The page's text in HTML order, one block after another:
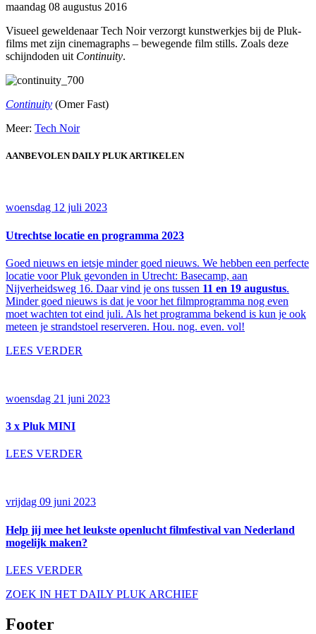
maandag 08 augustus 2016
Visueel geweldenaar Tech Noir verzorgt kunstwerkjes bij de Pluk-
films met zijn cinemagraphs – bewegende film stills. Zoals deze
schijndoden uit Continuity.
Continuity (Omer Fast)
Meer: Tech Noir
AANBEVOLEN DAILY PLUK ARTIKELEN
woensdag 12 juli 2023
Utrechtse locatie en programma 2023
Goed nieuws en ietsje minder goed nieuws. We hebben een perfecte
locatie voor Pluk gevonden in Utrecht: Basecamp, aan
Nijverheidsweg 16. Daar vind je ons tussen 11 en 19 augustus.
Minder goed nieuws is dat je voor het filmprogramma nog even
moet wachten tot eind juli. Als het programma bekend is kun je ook
meteen je strandstoel reserveren. Hou. nog. even. vol!
LEES VERDER
woensdag 21 juni 2023
3 x Pluk MINI
LEES VERDER
vrijdag 09 juni 2023
Help jij mee het leukste openlucht filmfestival van Nederland
mogelijk maken?
LEES VERDER
ZOEK IN HET DAILY PLUK ARCHIEF
Footer